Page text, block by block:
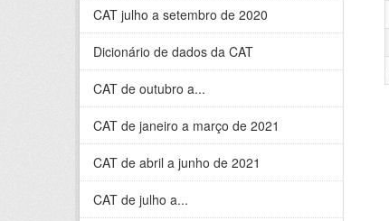
CAT julho a setembro de 2020
Dicionário de dados da CAT
CAT de outubro a...
CAT de janeiro a março de 2021
CAT de abril a junho de 2021
CAT de julho a...